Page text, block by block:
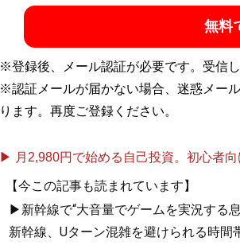
無料
※登録後、メール認証が必要です。受信
※認証メールが届かない場合、迷惑メー
ります。再度ご登録ください。
▶ 月2,980円で始める自己投資。初心者
【今この記事も読まれています】
▶新幹線で“大音量でゲームを実況する
新幹線、Uターン混雑を避けられる時間